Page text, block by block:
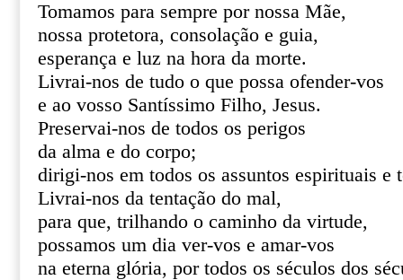
Tomamos para sempre por nossa Mãe,
nossa protetora, consolação e guia,
esperança e luz na hora da morte.
Livrai-nos de tudo o que possa ofender-vos
e ao vosso Santíssimo Filho, Jesus.
Preservai-nos de todos os perigos
da alma e do corpo;
dirigi-nos em todos os assuntos espirituais e
Livrai-nos da tentação do mal,
para que, trilhando o caminho da virtude,
possamos um dia ver-vos e amar-vos
na eterna glória, por todos os séculos dos